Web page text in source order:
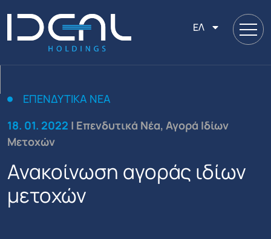
ΕΛ
ΕΠΕΝΔΥΤΙΚΆ ΝΈΑ
18. 01. 2022 | Επενδυτικά Νέα, Αγορά Ιδίων
Μετοχών
Ανακοίνωση αγοράς ιδίων
μετοχών